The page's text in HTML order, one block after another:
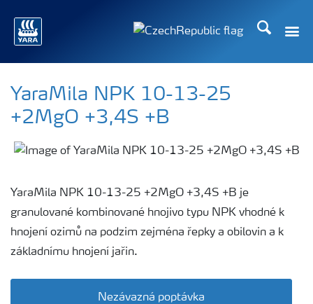
Hledat
YaraMila NPK 10-13-25
+2MgO +3,4S +B
YaraMila NPK 10-13-25 +2MgO +3,4S +B je
granulované kombinované hnojivo typu NPK vhodné k
hnojení ozimů na podzim zejména řepky a obilovin a k
základnímu hnojení jařin.
Nezávazná poptávka